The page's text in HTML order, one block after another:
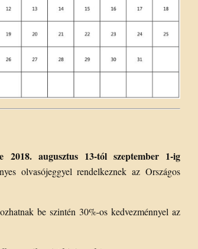
2018. augusztus 13-tól szeptember 1-ig
olvasójeggyel rendelkeznek az Országos
be szintén 30%-os kedvezménnyel az